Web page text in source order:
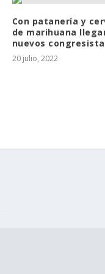
Con patanería y
de marihuana
nuevos
20 julio, 2022